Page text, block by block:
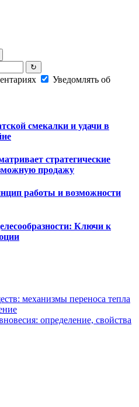
↻
Уведомлять об
смекалки и удачи в
стратегические
продажу
работы и возможности
Ключи к
механизмы переноса тепла
определение, свойства